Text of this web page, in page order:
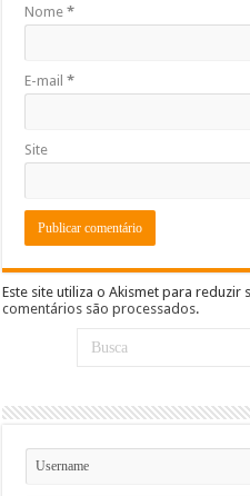
Nome*
E-mail*
Site
Este site utiliza o Akismet para reduzir
comentários são processados.